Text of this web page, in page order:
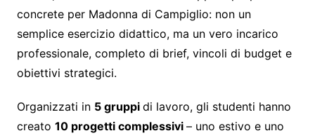
concrete per Madonna di Campiglio: non un
semplice esercizio didattico, ma un vero incarico
professionale, completo di brief, vincoli di budget e
obiettivi strategici.
Organizzati in 5 gruppi di lavoro, gli studenti hanno
creato 10 progetti complessivi – uno estivo e uno